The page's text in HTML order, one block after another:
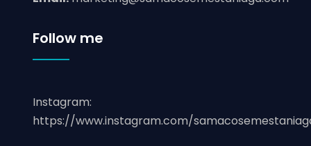
Follow me
Instagram:
https://www.instagram.com/